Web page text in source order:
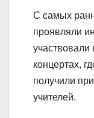
С самых
проявляли
участвовали
концертах,
получили
учителей.